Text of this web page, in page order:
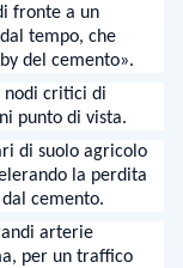
fronte a un
tempo, che
del cemento».
nodi critici di
punto di vista.
di suolo agricolo
la perdita
cemento.
arterie
per un traffico